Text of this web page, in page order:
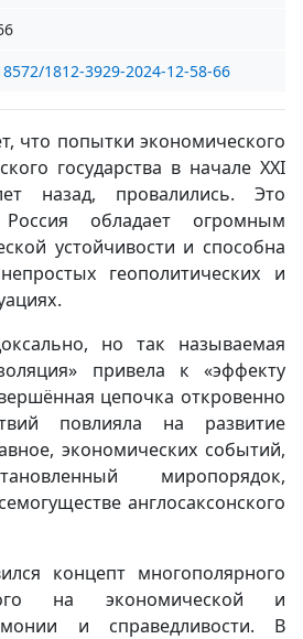
1812-3929-2024-12-58-66
что попытки экономического
государства в начале XXI
назад, провалились. Это
обладает огромным
устойчивости и способна
геополитических и
но так называемая
привела к «эффекту
цепочка откровенно
повлияла на развитие
экономических событий,
миропорядок,
англосаксонского
концепт многополярного
на экономической и
и справедливости. В